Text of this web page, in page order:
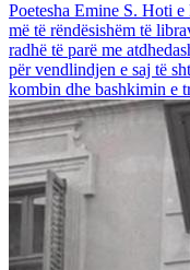
Poetesha Emine S. Hoti
më të rëndësishëm të
radhë të parë me
për vendlindjen e saj të
kombin dhe bashkimin e